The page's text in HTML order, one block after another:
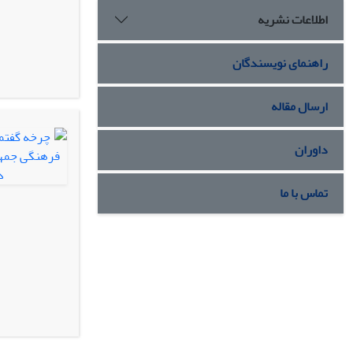
اطلاعات نشریه
راهنمای نویسندگان
ارسال مقاله
داوران
تماس با ما